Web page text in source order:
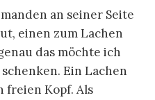
an seiner Seite
einen zum Lachen
das möchte ich
Ein Lachen
freien Kopf. Als